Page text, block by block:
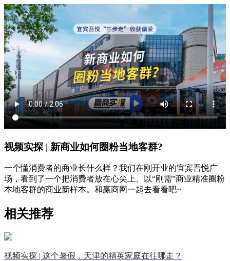
视频实探 | 新商业如何圈粉当地客群?
一个懂消费者的商业长什么样？我们在刚开业的宜宾吾悦广
场，看到了一个把消费者放在心尖上、以“刚需”商业精准圈粉
本地客群的商业新样本。和赢商网一起去看看吧~
相关推荐
视频实探 | 这个暑假，天津的精英家庭在往哪走？